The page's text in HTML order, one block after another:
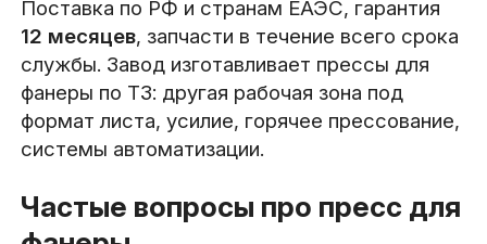
Поставка по РФ и странам ЕАЭС, гарантия
12 месяцев, запчасти в течение всего срока
службы. Завод изготавливает прессы для
фанеры по ТЗ: другая рабочая зона под
формат листа, усилие, горячее прессование,
системы автоматизации.
Частые вопросы про пресс для